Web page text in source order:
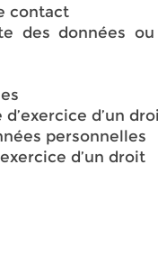
contact
des données
d’un
personnelles
d’un droit